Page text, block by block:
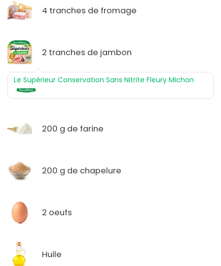
4 tranches de fromage
2 tranches de jambon
Le Supérieur Conservation Sans Nitrite Fleury Michon
200 g de farine
200 g de chapelure
2 oeufs
Huile